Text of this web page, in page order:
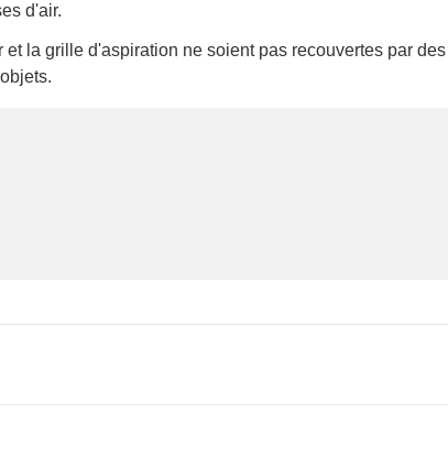
d'air.
la grille d'aspiration ne soient pas recouvertes par des